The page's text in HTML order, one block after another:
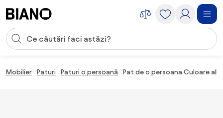
Introducerea căutării
Mobilier Paturi Paturi o persoană Pat de o persoana Culoare